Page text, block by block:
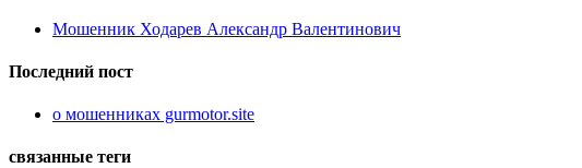
Мошенник Ходарев Александр Валентинович
Последний пост
о мошенниках gurmotor.site
связанные теги